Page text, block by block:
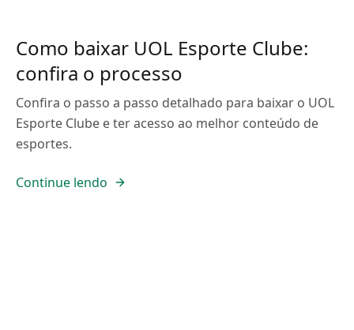
Como baixar UOL Esporte Clube:
confira o processo
Confira o passo a passo detalhado para baixar o UOL
Esporte Clube e ter acesso ao melhor conteúdo de
esportes.
Continue lendo